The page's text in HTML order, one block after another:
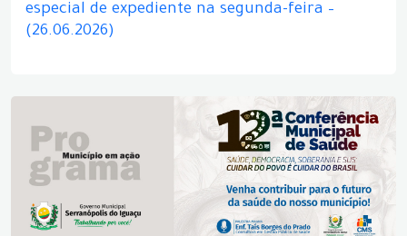
especial de expediente na segunda-feira –
(26.06.2026)